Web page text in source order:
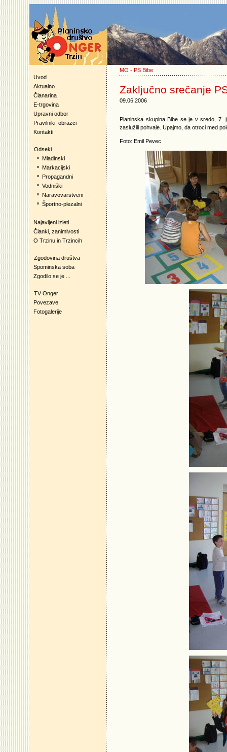
Uvod
Aktualno
Članarina
E-trgovina
Upravni odbor
Pravilniki, obrazci
Kontakti
Odseki
Mladinski
Markacijski
Propagandni
Vodniški
Naravovarstveni
Športno-plezalni
Najavljeni izleti
Članki, zanimivosti
O Trzinu in Trzincih
Zgodovina društva
Spominska soba
Zgodilo se je ...
TV Onger
Povezave
Fotogalerije
MO - PS Bibe
Zaključno srečanje
09.06.2006
Planinska skupina Bibe se je v sredo,
zaslužili pohvale. Upajmo, da otroci med
Foto: Emil Pevec